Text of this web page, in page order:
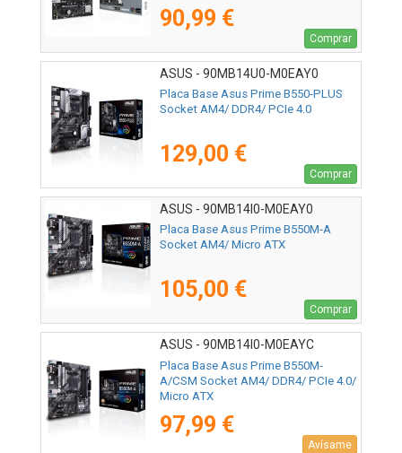
90,99 €
Comprar
ASUS - 90MB14U0-M0EAY0
Placa Base Asus Prime B550-PLUS
Socket AM4/ DDR4/ PCIe 4.0
129,00 €
Comprar
ASUS - 90MB14I0-M0EAY0
Placa Base Asus Prime B550M-A
Socket AM4/ Micro ATX
105,00 €
Comprar
ASUS - 90MB14I0-M0EAYC
Placa Base Asus Prime B550M-
A/CSM Socket AM4/ DDR4/ PCIe 4.0/
Micro ATX
97,99 €
Avísame